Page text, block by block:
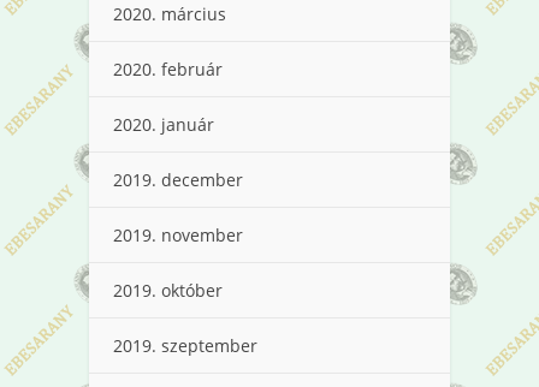
2020. március
2020. február
2020. január
2019. december
2019. november
2019. október
2019. szeptember